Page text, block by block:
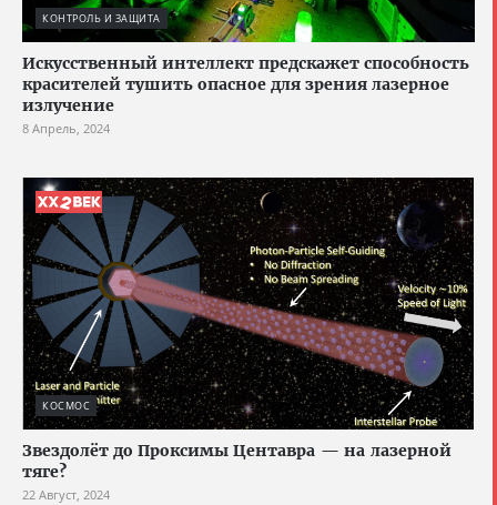
КОНТРОЛЬ И ЗАЩИТА
Искусственный интеллект предскажет способность
красителей тушить опасное для зрения лазерное
излучение
8 Апрель, 2024
КОСМОС
Звездолёт до Проксимы Центавра — на лазерной
тяге?
22 Август, 2024